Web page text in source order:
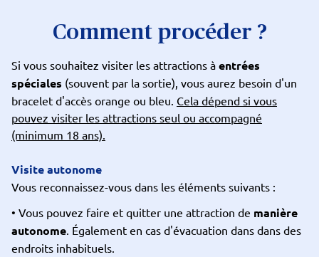
Comment procéder ?
Si vous souhaitez visiter les attractions à entrées
spéciales (souvent par la sortie), vous aurez besoin d'un
bracelet d'accès orange ou bleu. Cela dépend si vous
pouvez visiter les attractions seul ou accompagné
(minimum 18 ans).
Visite autonome
Vous reconnaissez-vous dans les éléments suivants :
• Vous pouvez faire et quitter une attraction de manière
autonome. Également en cas d'évacuation dans dans des
endroits inhabituels.